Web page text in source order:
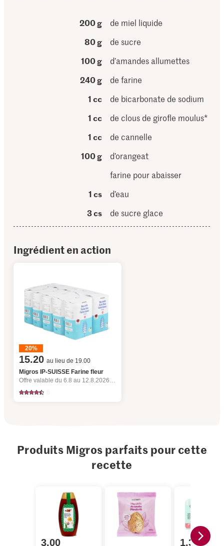
200 g
de miel liquide
80 g
de sucre
100 g
d’amandes allumettes
240 g
de farine
1 cc
de bicarbonate de sodium
1 cc
de clous de girofle moulus*
1 cc
de cannelle
100 g
d’orangeat
farine pour abaisser
1 cs
d’eau
3 cs
de sucre glace
Ingrédient en action
20%
15.20 au lieu de 19.00
Migros IP-SUISSE Farine fleur
Offre valable du 6.8 au 12.8.2026, jusqu’à épuisement du stock.
Produits Migros parfaits pour cette
recette
3.00 1.35